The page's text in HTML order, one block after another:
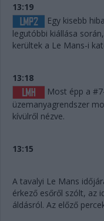
13:19
Egy kisebb
legutóbbi kiállása
kerültek a Le Mans-i
13:18
Most épp a
üzemanyagrendszer
kívülről nézve.
13:15
A tavalyi Le Mans
érkező esőről szólt, az
áldásról. Az előző